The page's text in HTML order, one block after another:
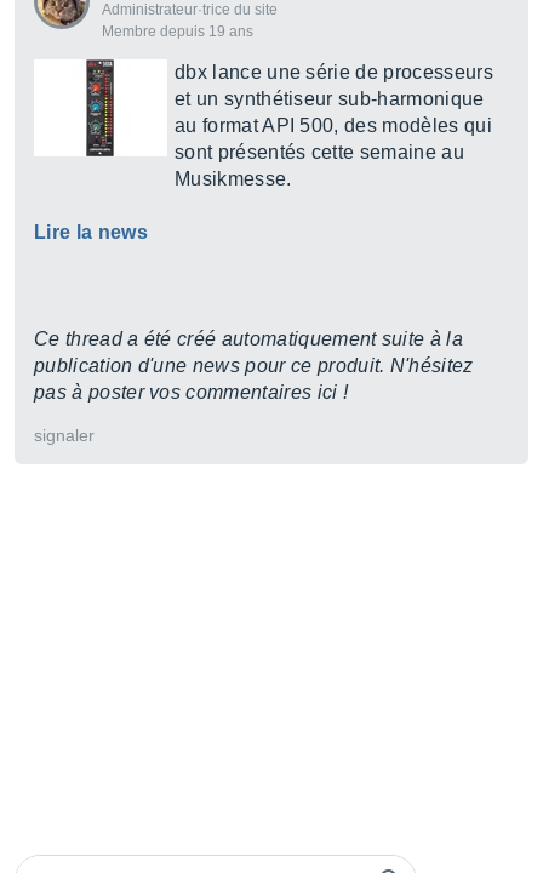
Administrateur·trice du site
Membre depuis 19 ans
dbx lance une série de processeurs
et un synthétiseur sub-harmonique
au format API 500, des modèles qui
sont présentés cette semaine au
Musikmesse.
Lire la news
Ce thread a été créé automatiquement suite à la
publication d'une news pour ce produit. N'hésitez
pas à poster vos commentaires ici !
signaler